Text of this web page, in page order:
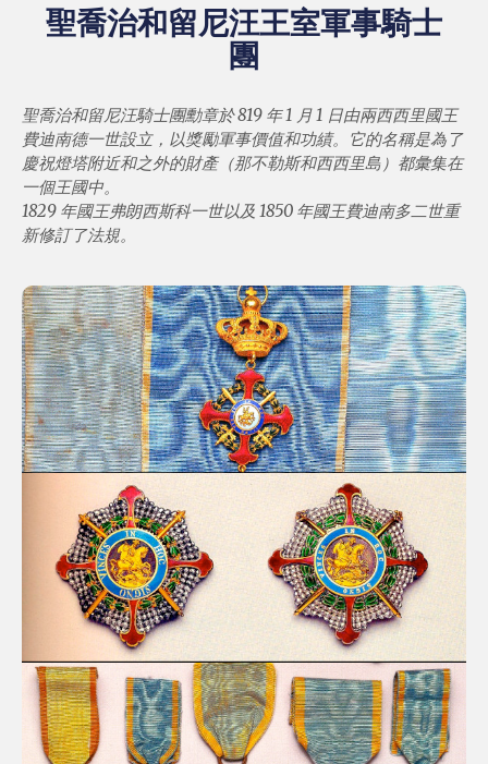
聖喬治和留尼汪王室軍事騎士
團
聖喬治和留尼汪騎士團勳章於 819 年 1 月 1 日由兩西西里國王
費迪南德一世設立，以獎勵軍事價值和功績。它的名稱是為了
慶祝燈塔附近和之外的財產（那不勒斯和西西里島）都彙集在
一個王國中。
1829 年國王弗朗西斯科一世以及 1850 年國王費迪南多二世重
新修訂了法規。